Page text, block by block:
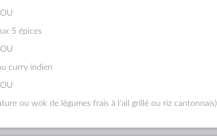
OU
5 épices
OU
curry indien
OU
ou wok de légumes frais à l'ail grillé ou riz cantonnais)